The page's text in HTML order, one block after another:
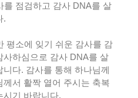
를 점검하고 감사 DNA를 살
.
평소에 잊기 쉬운 감사를 감
사하심으로 감사 DNA를 살
니다. 감사를 통해 하나님께
께서 활짝 열어 주시는 축복
시기 바랍니다.